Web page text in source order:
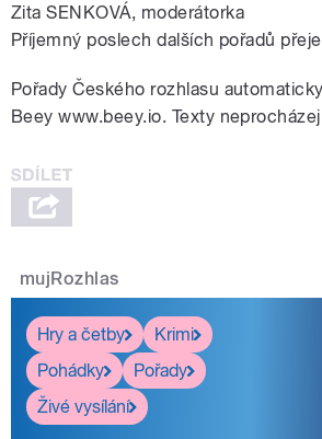
Zita SENKOVÁ, moderátorka
Příjemný poslech dalších pořadů
Pořady Českého rozhlasu
Beey www.beey.io. Texty
mujRozhlas
Hry a četby
Krimi
Pohádky
Pořady
Živé vysílání